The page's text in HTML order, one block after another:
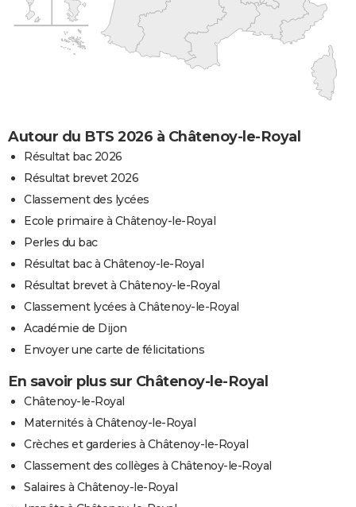
Autour du BTS 2026 à Châtenoy-le-Royal
Résultat bac 2026
Résultat brevet 2026
Classement des lycées
Ecole primaire à Châtenoy-le-Royal
Perles du bac
Résultat bac à Châtenoy-le-Royal
Résultat brevet à Châtenoy-le-Royal
Classement lycées à Châtenoy-le-Royal
Académie de Dijon
Envoyer une carte de félicitations
En savoir plus sur Châtenoy-le-Royal
Châtenoy-le-Royal
Maternités à Châtenoy-le-Royal
Crèches et garderies à Châtenoy-le-Royal
Classement des collèges à Châtenoy-le-Royal
Salaires à Châtenoy-le-Royal